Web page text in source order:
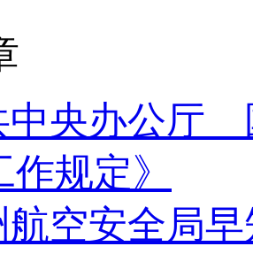
中央办公厅
规定》
航空安全局